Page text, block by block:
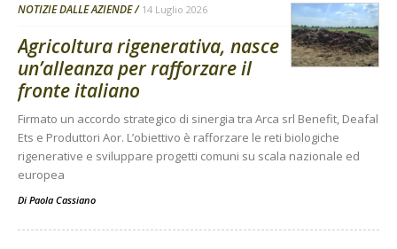
NOTIZIE DALLE AZIENDE 14 Luglio 2026
Agricoltura rigenerativa, nasce
un’alleanza per rafforzare il
fronte italiano
Firmato un accordo strategico di sinergia tra Arca srl Benefit, Deafal
Ets e Produttori Aor. L’obiettivo è rafforzare le reti biologiche
rigenerative e sviluppare progetti comuni su scala nazionale ed
europea
Di Paola Cassiano